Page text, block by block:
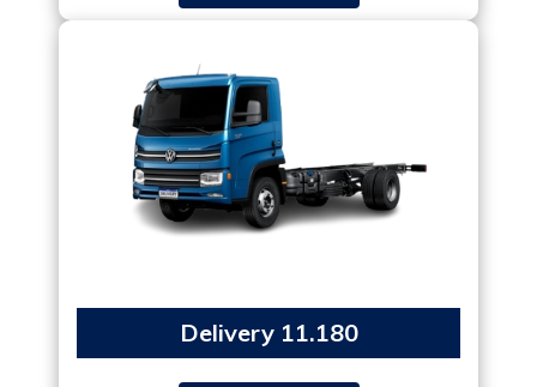
Delivery 11.180